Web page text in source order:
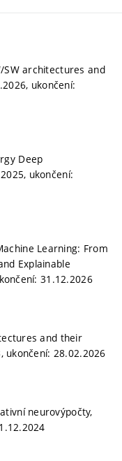
SW architectures and
ukončení:
Deep
ukončení:
Learning: From
Explainable
31.12.2026
and their
ukončení: 28.02.2026
neurovýpočty,